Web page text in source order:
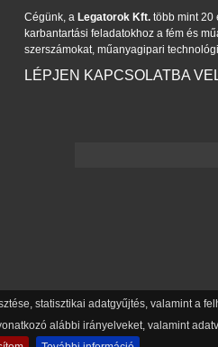
Cégünk, a Legatorok Kft.több mint 20
karbantartási feladatokhoz a fém és
szerszámokat, műanyagipari
LÉPJEN KAPCSOLATBA
statisztikai adatgyűjtés, valamint a
alábbi irányelveket, valamint